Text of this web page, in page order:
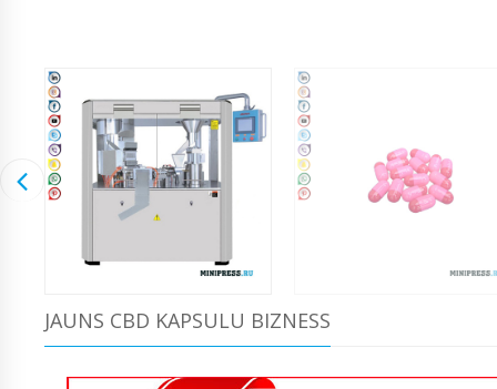
JAUNS CBD KAPSULU BIZNESS